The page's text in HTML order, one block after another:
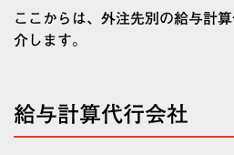
ここからは、外注先別の給与計
介します。
給与計算代行会社